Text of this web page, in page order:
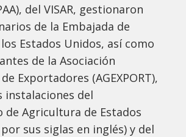
del VISAR, gestionaron
de la Embajada de
Estados Unidos, así como
de la Asociación
Exportadores (AGEXPORT),
instalaciones del
de Agricultura de Estados
sus siglas en inglés) y del